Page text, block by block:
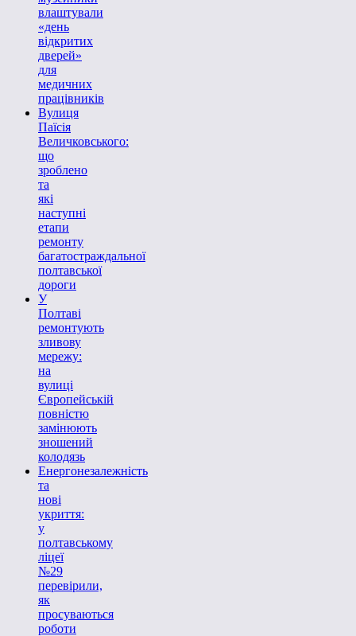
влаштували
«день
відкритих
дверей»
для
медичних
працівників
Вулиця
Паїсія
Величковського:
що
зроблено
та
які
наступні
етапи
ремонту
багатостраждальної
полтавської
дороги
У
Полтаві
ремонтують
зливову
мережу:
на
вулиці
Європейській
повністю
замінюють
зношений
колодязь
Енергонезалежність
та
нові
укриття:
у
полтавському
ліцеї
№29
перевірили,
як
просуваються
роботи